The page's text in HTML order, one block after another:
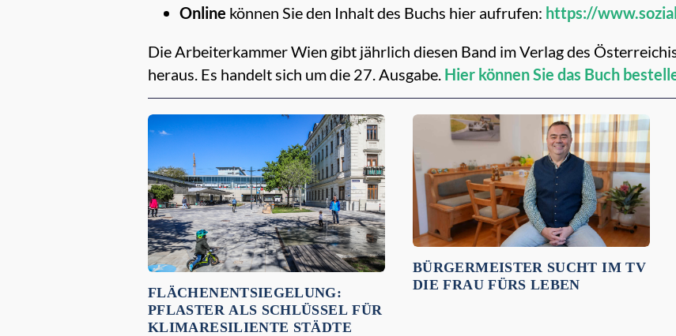
Online können Sie den Inhalt des Buchs hier aufrufen: https://
Die Arbeiterkammer Wien gibt jährlich diesen Band im Verlag des
heraus. Es handelt sich um die 27. Ausgabe. Hier können Sie das Buch
Empfehlungen für dich:
FLÄCHENENTSIEGELUNG:
PFLASTER ALS SCHLÜSSEL FÜR
KLIMARESILIENTE STÄDTE
BÜRGERMEISTER SUCHT IM TV
DIE FRAU FÜRS LEBEN